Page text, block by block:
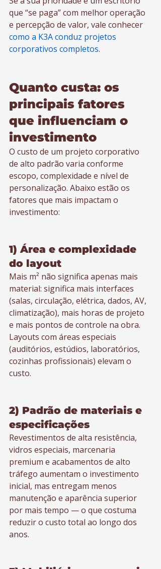
que “se paga” com melhor operação
e percepção de valor, vale conhecer
como a K3A conduz projetos
corporativos completos.
Quanto custa: os
principais fatores
que influenciam o
investimento
O custo de um projeto corporativo
de alto padrão varia conforme
escopo, complexidade e nível de
personalização. Abaixo estão os
fatores que mais impactam o
investimento:
1) Área e complexidade
do layout
Mais m² não significa apenas mais
material: significa mais interfaces
(salas, circulação, elétrica, dados, AV,
climatização), mais horas de projeto
e mais pontos de controle na obra.
Layouts com áreas especiais
(auditórios, estúdios, laboratórios,
cozinhas profissionais) elevam o
custo.
2) Padrão de materiais e
especificações
Revestimentos de alta resistência,
vidros especiais, marcenaria
premium e acabamentos de alto
tráfego aumentam o investimento
inicial, mas entregam menos
manutenção e aparência superior
por mais tempo — o que costuma
reduzir o custo total ao longo dos
anos.